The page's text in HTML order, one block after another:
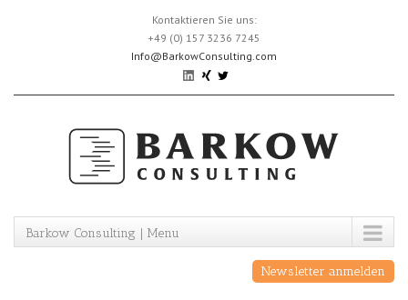
Kontaktieren Sie uns:
+49 (0) 157 3236 7245
Info@BarkowConsulting.com
Barkow Consulting | Menu
Newsletter anmelden